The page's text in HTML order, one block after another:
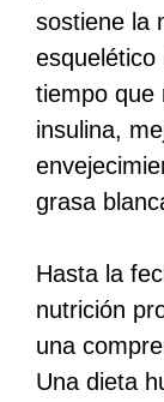
sostiene la
esquelético
tiempo que
insulina,
grasa
Hasta la
nutrición
una
Una dieta